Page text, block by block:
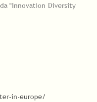
"Innovation Diversity
in-europe/